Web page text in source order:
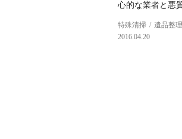
心的な業者と悪
特殊清掃
遺品整
2016.04.20